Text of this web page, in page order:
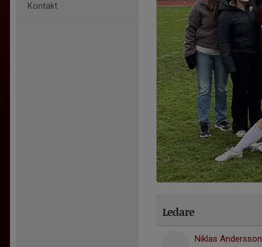
Kontakt
Ledare
Niklas Andersson